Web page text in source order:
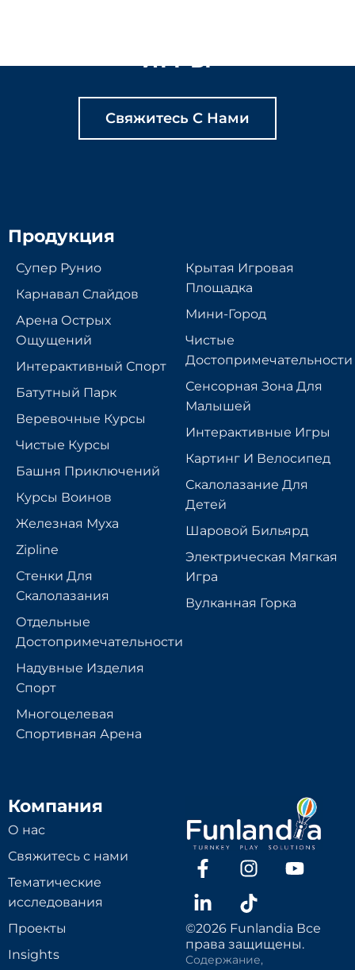
ИГРЫ
Свяжитесь С Нами
Продукция
Супер Рунио
Карнавал Слайдов
Арена Острых
Ощущений
Интерактивный Спорт
Батутный Парк
Веревочные Курсы
Чистые Курсы
Башня Приключений
Курсы Воинов
Железная Муха
Zipline
Стенки Для
Скалолазания
Отдельные
Достопримечательности
Надувные Изделия
Спорт
Многоцелевая
Спортивная Арена
Крытая Игровая
Площадка
Мини-Город
Чистые
Достопримечательности
Сенсорная Зона Для
Малышей
Интерактивные Игры
Картинг И Велосипед
Скалолазание Для
Детей
Шаровой Бильярд
Электрическая Мягкая
Игра
Вулканная Горка
Компания
О нас
Свяжитесь с нами
Тематические
исследования
Проекты
Insights
©2026 Funlandia Все
права защищены.
Содержание,